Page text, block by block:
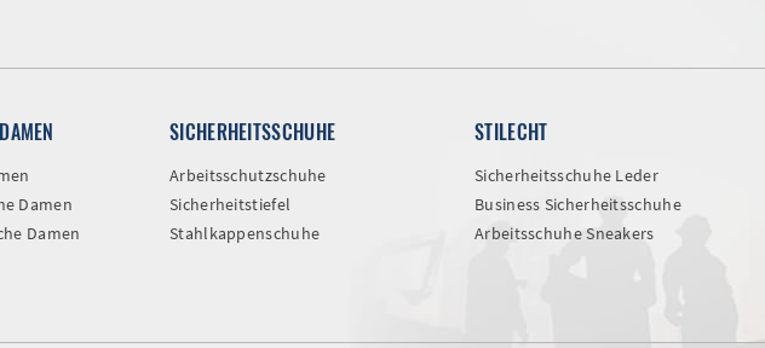
Damen
Damen
SICHERHEITSSCHUHE
Arbeitsschutzschuhe
Sicherheitstiefel
Stahlkappenschuhe
STILECHT
Sicherheitsschuhe Leder
Business Sicherheitsschuhe
Arbeitsschuhe Sneakers